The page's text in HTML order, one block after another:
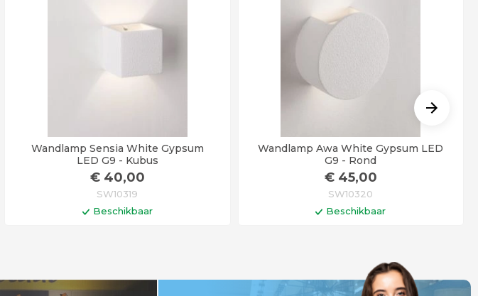
Wandlamp Sensia White Gypsum
LED G9 - Kubus
€40,00
SW10319
Beschikbaar
Wandlamp Awa White Gypsum LED
G9 - Rond
€45,00
SW10320
Beschikbaar